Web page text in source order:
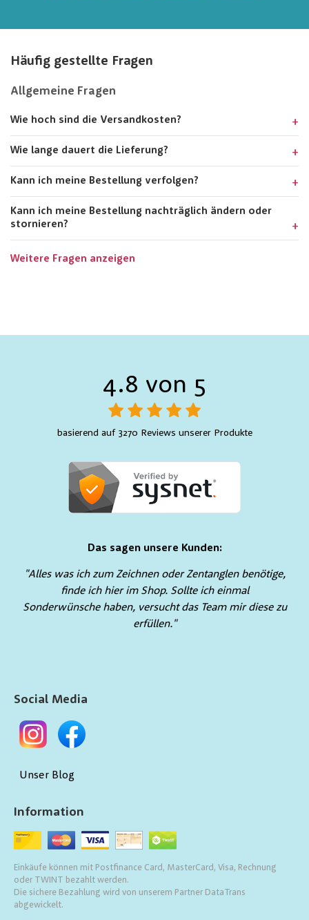
Häufig gestellte Fragen
Allgemeine Fragen
Wie hoch sind die Versandkosten?
Wie lange dauert die Lieferung?
Kann ich meine Bestellung verfolgen?
Kann ich meine Bestellung nachträglich ändern oder
stornieren?
Weitere Fragen anzeigen
4.8 von 5
basierend auf 3270 Reviews unserer Produkte
Das sagen unsere Kunden:
"Alles was ich zum Zeichnen oder Zentanglen benötige,
finde ich hier im Shop. Sollte ich einmal
Sonderwünsche haben, versucht das Team mir diese zu
erfüllen."
Information
Einkäufe können mit Postfinance Card, MasterCard, Visa, Rechnung
oder TWINT bezahlt werden.
Die sichere Bezahlung wird von unserem Partner DataTrans
abgewickelt.
Social Media
Unser Blog